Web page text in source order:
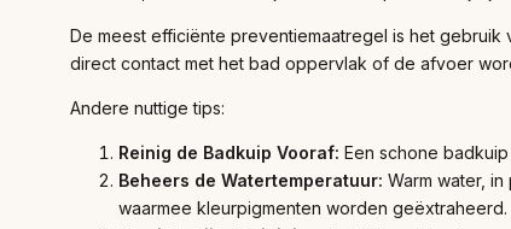
De meest efficiënte preventiemaatregel is het gebruik
direct contact met het bad oppervlak of de afvoer
Andere nuttige tips:
Reinig de Badkuip Vooraf: Een schone
Beheers de Watertemperatuur: Warm water,
waarmee kleurpigmenten worden geëxtraheerd.